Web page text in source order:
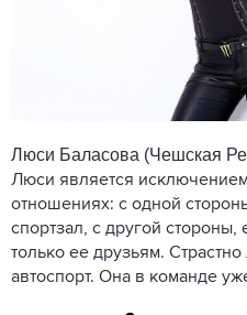
Люси Баласова (Чешская
Люси является
отношениях: с одной
спортзал, с другой
только ее друзьям.
автоспорт. Она в команде